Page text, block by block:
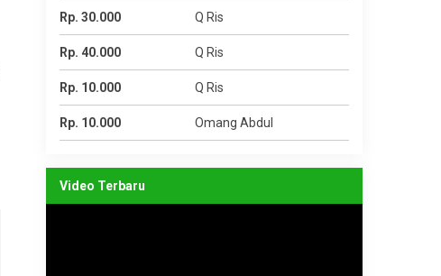
Rp. 30.000 Q Ris
Rp. 40.000 Q Ris
Rp. 10.000 Q Ris
Rp. 10.000 Omang Abdul
Video Terbaru